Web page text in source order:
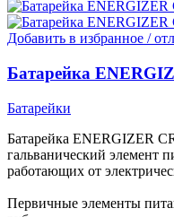
Добавить в избранное /
Батарейка
Батарейки
Батарейка ENERGIZER
гальванический элемент
работающих от
Первичные элементы